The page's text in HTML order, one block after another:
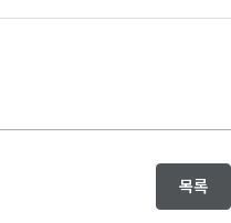
목록